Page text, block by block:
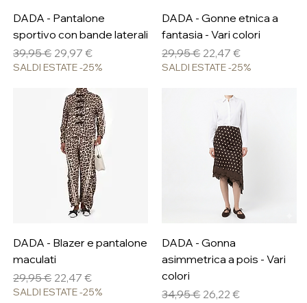
DADA - Pantalone
sportivo con bande laterali
Prezzo regolare
39,95 € Prezzo scontato
29,97 €
SALDI ESTATE -25%
DADA - Gonne etnica a
fantasia - Vari colori
Prezzo regolare
29,95 € Prezzo scontato
22,47 €
SALDI ESTATE -25%
DADA - Blazer e pantalone
maculati
Prezzo regolare
29,95 € Prezzo scontato
22,47 €
SALDI ESTATE -25%
DADA - Gonna
asimmetrica a pois - Vari
colori
Prezzo regolare
34,95 € Prezzo scontato
26,22 €